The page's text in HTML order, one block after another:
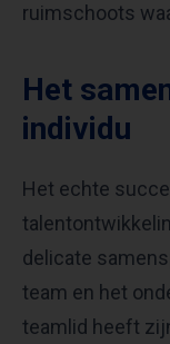
ruimschoots
Het
individu
Het echte
delicate
team en het
teamlid heeft